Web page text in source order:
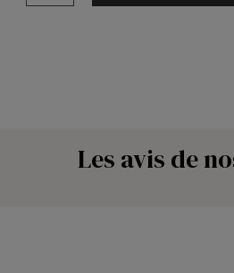
Les avis de